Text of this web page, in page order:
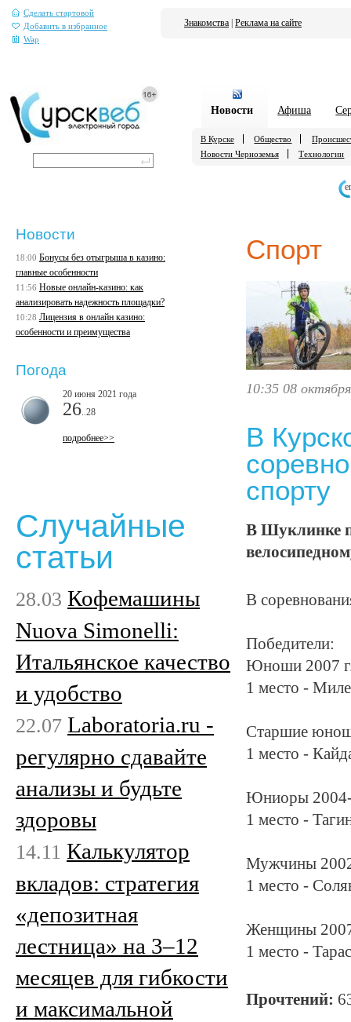
Сделать стартовой
Добавить в избранное
Wap
Знакомства Реклама на сайте
Новости Афиша
В Курске Общество
Новости Черноземья
Технологии
Спорт
10:35 08
В
спорту
В Шуклинке
В
Победители:
Юноши 2007
1 место -
Старшие
1 место -
Юниоры 2004-
1 место -
Мужчины
1 место -
Женщины
1 место -
Прочтений:
Новости
18:00 Бонусы без отыгрыша в казино:
главные особенности
11:56 Новые онлайн-казино: как
анализировать надежность площадки?
10:28 Лицензия в онлайн казино:
особенности и преимущества
Погода
20 июня 2021 года
26 ..28
подробнее>>
Случайные
статьи
28.03 Кофемашины
Nuova Simonelli:
Итальянское качество
и удобство
22.07 Laboratoria.ru -
регулярно сдавайте
анализы и будьте
здоровы
14.11 Калькулятор
вкладов: стратегия
«депозитная
лестница» на 3–12
месяцев для гибкости
и максимальной